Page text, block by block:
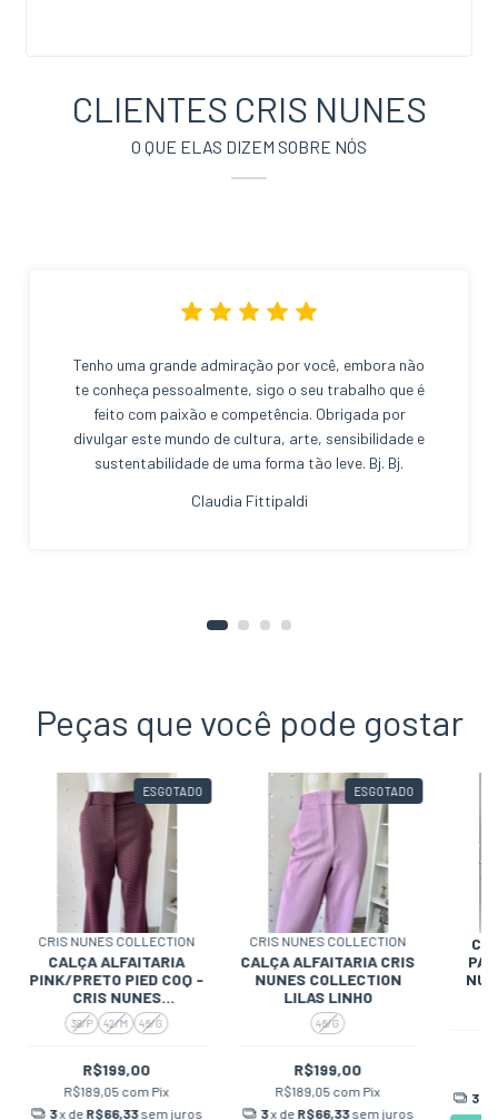
CLIENTES CRIS NUNES
O QUE ELAS DIZEM SOBRE NÓS
Tenho uma grande admiração por você, embora não
te conheça pessoalmente, sigo o seu trabalho que é
feito com paixão e competência. Obrigada por
divulgar este mundo de cultura, arte, sensibilidade e
sustentabilidade de uma forma tão leve. Bj. Bj.
Claudia Fittipaldi
Peças que você pode gostar
ESGOTADO
CRIS NUNES COLLECTION
CALÇA ALFAITARIA
PINK/PRETO PIED COQ -
CRIS NUNES
COLLECTION
38/P 42/M 46/G
R$199,00
R$189,05 com Pix
3x de R$66,33 sem juros
ESGOTADO
CRIS NUNES COLLECTION
CALÇA ALFAITARIA CRIS
NUNES COLLECTION
LILAS LINHO
46/G
R$199,00
R$189,05 com Pix
3x de R$66,33sem juros
3